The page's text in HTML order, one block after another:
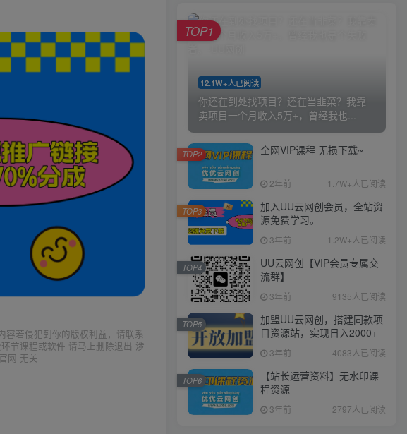
容若侵犯到你的版权利益，请联系
节课程或软件 请马上删除退出 涉
网 无关
12.1W+人已阅读
你还在到处找项目？还在当韭菜？我靠
卖项目一个月收入5万+，曾经我也...
TOP1
全网VIP课程 无损下载~
2年前 1.7W+人已阅读
TOP2
加入UU云网创会员，全站资
源免费学习。
3年前 1.2W+人已阅读
TOP3
UU云网创【VIP会员专属交
流群】
3年前 9135人已阅读
TOP4
加盟UU云网创，搭建同款项
目资源站，实现日入2000+
3年前 4083人已阅读
TOP5
【站长运营资料】无水印课
程资源
3年前 2797人已阅读
TOP6